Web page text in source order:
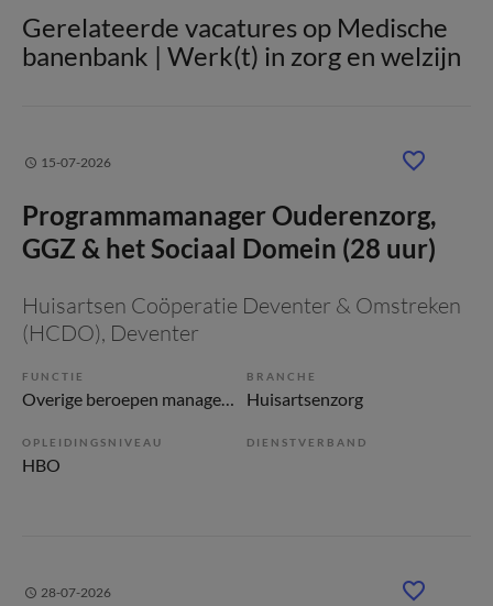
Gerelateerde vacatures op Medische
banenbank | Werk(t) in zorg en welzijn
15-07-2026
Programmamanager Ouderenzorg,
GGZ & het Sociaal Domein (28 uur)
Huisartsen Coöperatie Deventer & Omstreken
(HCDO), Deventer
FUNCTIE
Overige beroepen management
BRANCHE
Huisartsenzorg
OPLEIDINGSNIVEAU
HBO
DIENSTVERBAND
28-07-2026